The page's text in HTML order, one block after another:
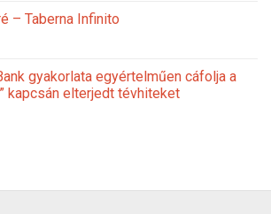
– Taberna Infinito
gyakorlata egyértelműen cáfolja a
kapcsán elterjedt tévhiteket